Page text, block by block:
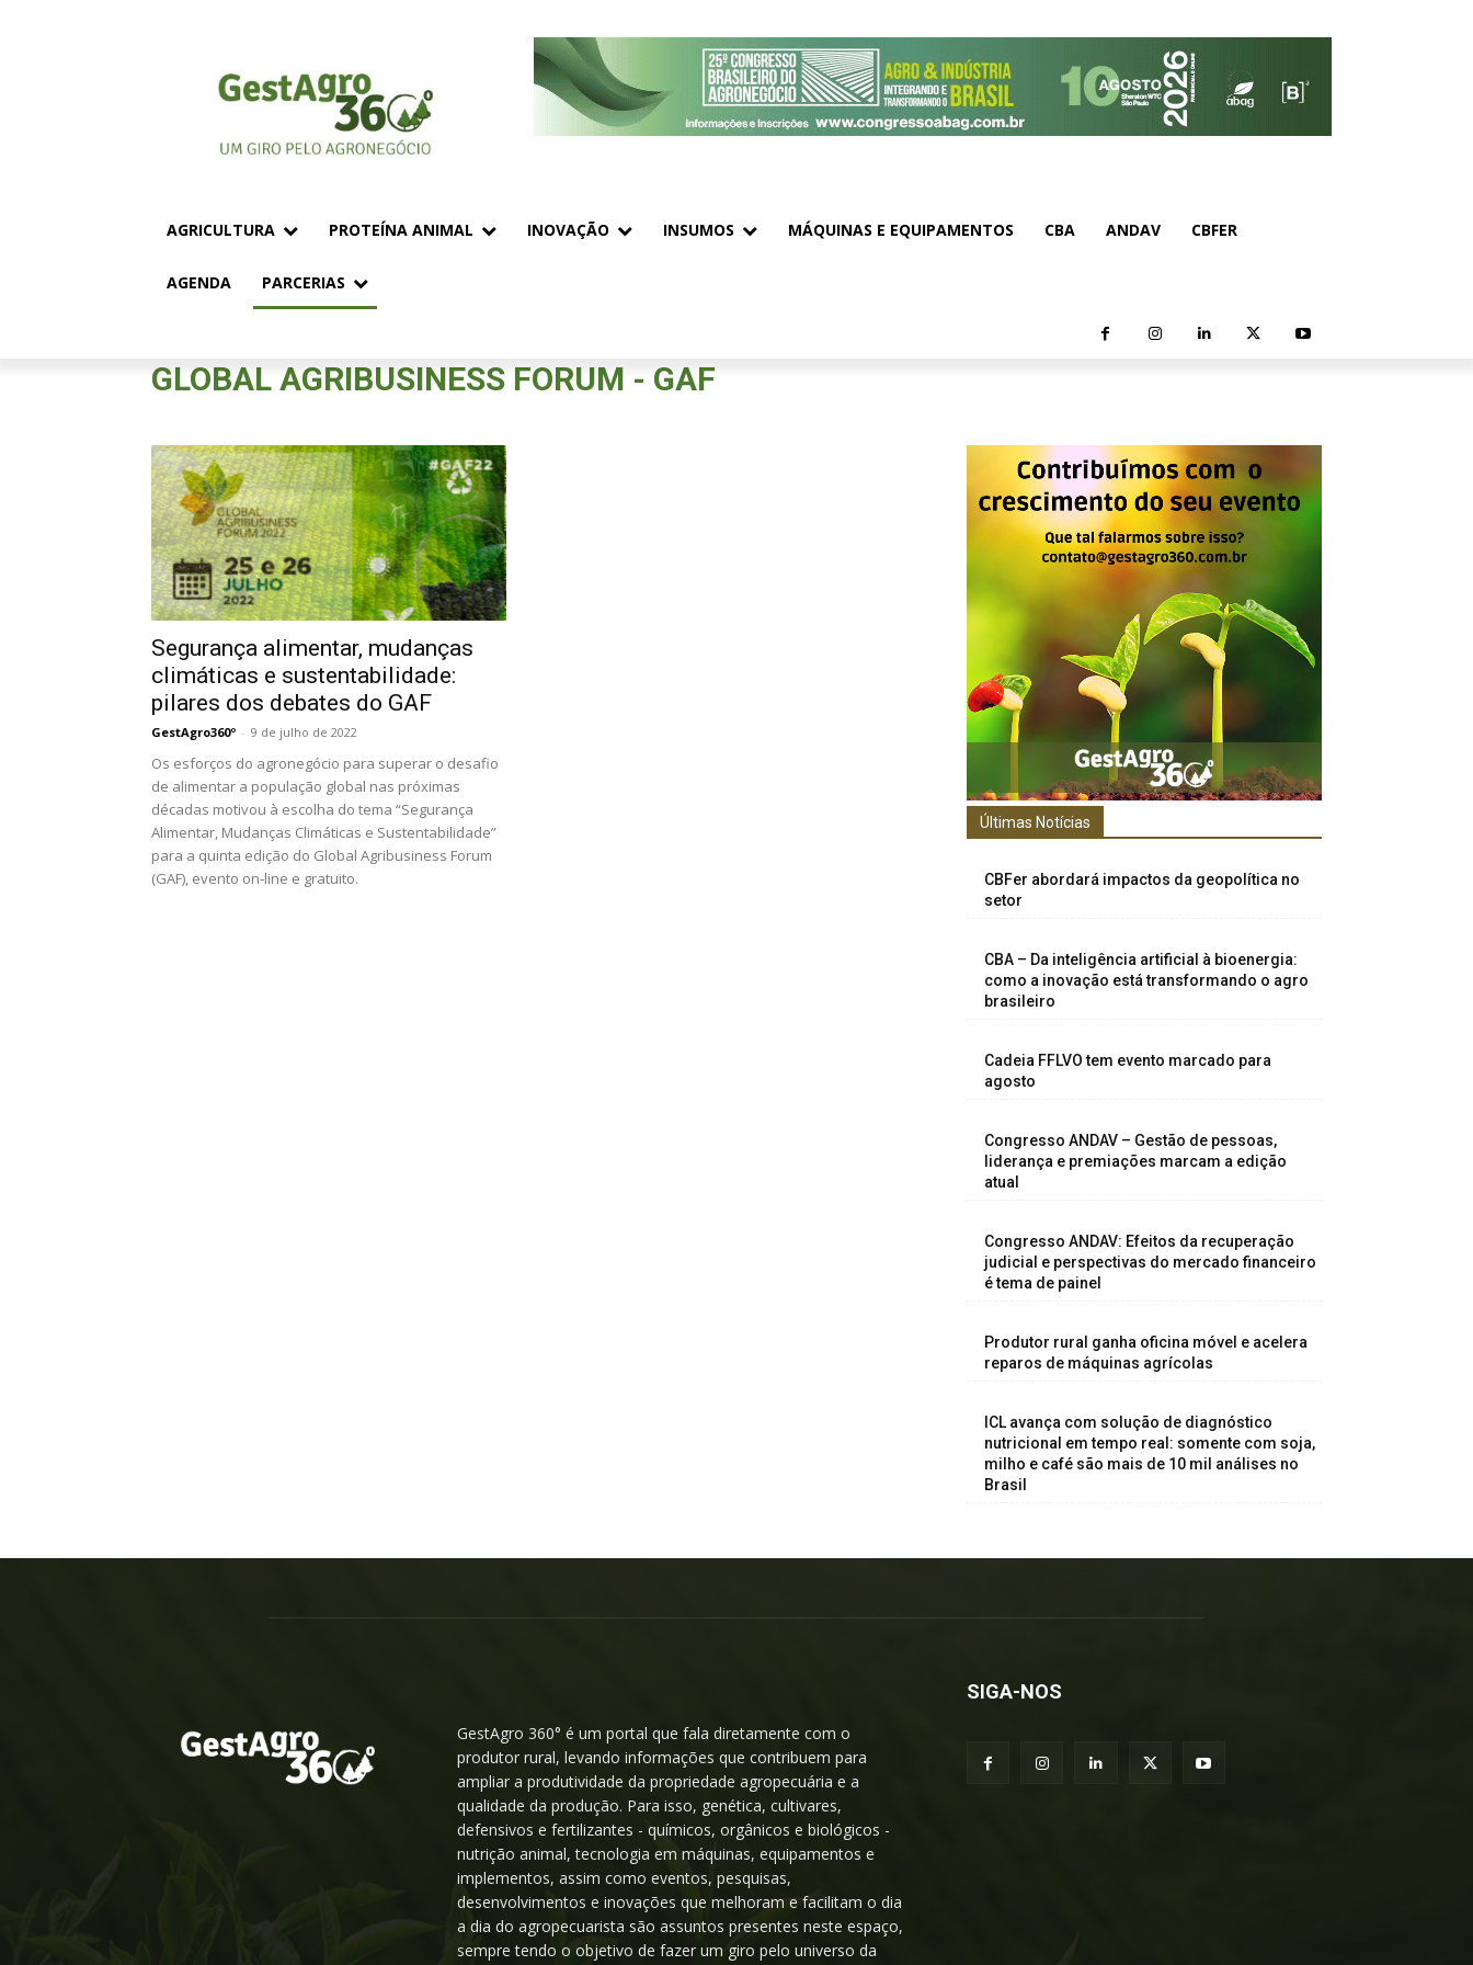
AGRICULTURA PROTEÍNA ANIMAL INOVAÇÃO INSUMOS MÁQUINAS E EQUIPAMENTOS CBA ANDAV CBFER
AGENDA PARCERIAS
GLOBAL AGRIBUSINESS FORUM - GAF
Segurança alimentar, mudanças
climáticas e sustentabilidade:
pilares dos debates do GAF
GestAgro360º - 9 de julho de 2022
Os esforços do agronegócio para superar o desafio
de alimentar a população global nas próximas
décadas motivou à escolha do tema “Segurança
Alimentar, Mudanças Climáticas e Sustentabilidade”
para a quinta edição do Global Agribusiness Forum
(GAF), evento on-line e gratuito.
Últimas Notícias
CBFer abordará impactos da geopolítica no
setor
CBA – Da inteligência artificial à bioenergia:
como a inovação está transformando o agro
brasileiro
Cadeia FFLVO tem evento marcado para
agosto
Congresso ANDAV – Gestão de pessoas,
liderança e premiações marcam a edição
atual
Congresso ANDAV: Efeitos da recuperação
judicial e perspectivas do mercado financeiro
é tema de painel
Produtor rural ganha oficina móvel e acelera
reparos de máquinas agrícolas
ICL avança com solução de diagnóstico
nutricional em tempo real: somente com soja,
milho e café são mais de 10 mil análises no
Brasil
GestAgro 360° é um portal que fala diretamente com o
produtor rural, levando informações que contribuem para
ampliar a produtividade da propriedade agropecuária e a
qualidade da produção. Para isso, genética, cultivares,
defensivos e fertilizantes - químicos, orgânicos e biológicos -
nutrição animal, tecnologia em máquinas, equipamentos e
implementos, assim como eventos, pesquisas,
desenvolvimentos e inovações que melhoram e facilitam o dia
a dia do agropecuarista são assuntos presentes neste espaço,
sempre tendo o objetivo de fazer um giro pelo universo da
SIGA-NOS